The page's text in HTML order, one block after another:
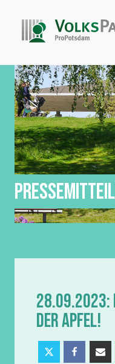
28.09.2023:
DER APFEL!